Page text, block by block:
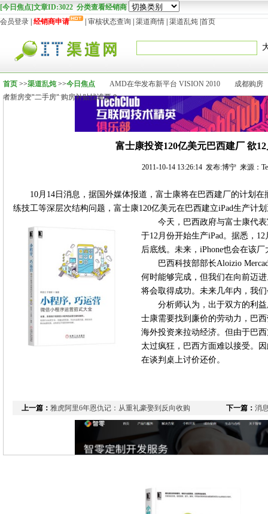
[今日焦点]文章ID:3022 分类查看经销商
会员登录 经销商申请 审核状态查询 渠道商情 渠道乱炖 首页
首页 >>渠道乱炖>>今日焦点 AMD在华发布新平台 VISION 2010
成都购房
者新房变"二手房" 购房补贴找谁要？
富士康投资120亿美元巴西建厂 欲
2011-10-14 13:26:14 发布:博宁 来源：
10月14日消息，据国外媒体报道，富士康将在巴西建厂的计划
练技工等深层次结构问题，富士康120亿美元在巴西建立iPad生产计
今天，巴西政府与富士康代
于12月份开始生产iPad。据悉，
后底线。未来，iPhone也会在该
巴西科技部部长Aloizio
何时能够完成，但我们在向前迈
将会取得成功。未来几年内，我
分析师认为，出于双方的利
士康需要找到廉价的劳动力，巴
海外投资来拉动经济。但由于巴
太过疯狂，巴西方面难以接受。
在谈判桌上讨价还价。
上一篇： 雅虎阿里6年恩仇记：从重礼豪娶到反向收购 下一篇： 消